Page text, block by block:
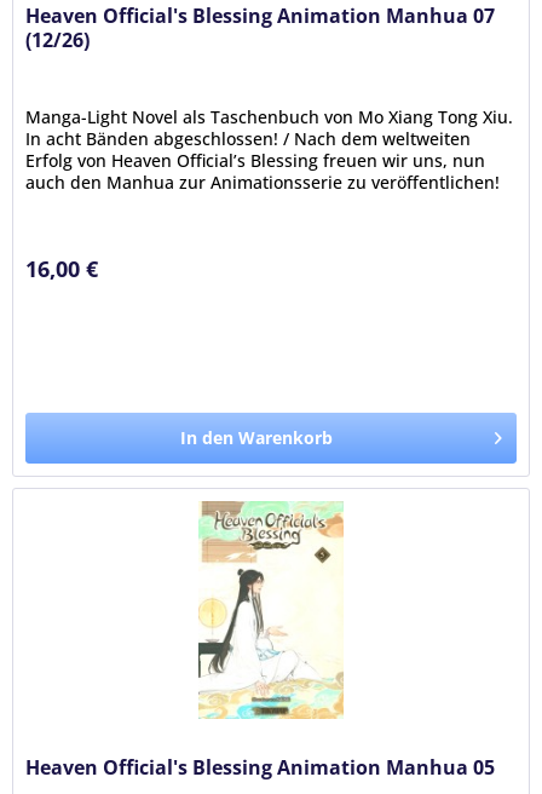
Heaven Official's Blessing Animation Manhua 07
(12/26)
Manga-Light Novel als Taschenbuch von Mo Xiang Tong Xiu.
In acht Bänden abgeschlossen! / Nach dem weltweiten
Erfolg von Heaven Official’s Blessing freuen wir uns, nun
auch den Manhua zur Animationsserie zu veröffentlichen!
16,00 €
In den Warenkorb
Heaven Official's Blessing Animation Manhua 05